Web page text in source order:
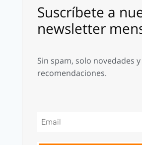
Suscríbete a
newsletter
Sin spam, solo novedades y
recomendaciones.